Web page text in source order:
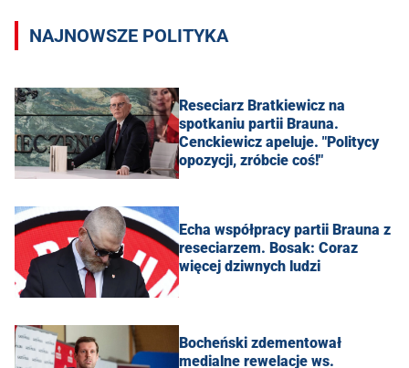
NAJNOWSZE POLITYKA
Reseciarz Bratkiewicz na
spotkaniu partii Brauna.
Cenckiewicz apeluje. "Politycy
opozycji, zróbcie coś!"
Echa współpracy partii Brauna z
reseciarzem. Bosak: Coraz
więcej dziwnych ludzi
Bocheński zdementował
medialne rewelacje ws.